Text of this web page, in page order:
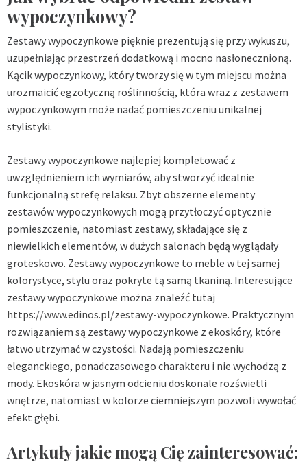
wypoczynkowy?
Zestawy wypoczynkowe pięknie prezentują się przy wykuszu,
uzupełniając przestrzeń dodatkową i mocno nasłonecznioną.
Kącik wypoczynkowy, który tworzy się w tym miejscu można
urozmaicić egzotyczną roślinnością, która wraz z zestawem
wypoczynkowym może nadać pomieszczeniu unikalnej
stylistyki.
Zestawy wypoczynkowe najlepiej kompletować z
uwzględnieniem ich wymiarów, aby stworzyć idealnie
funkcjonalną strefę relaksu. Zbyt obszerne elementy
zestawów wypoczynkowych mogą przytłoczyć optycznie
pomieszczenie, natomiast zestawy, składające się z
niewielkich elementów, w dużych salonach będą wyglądały
groteskowo. Zestawy wypoczynkowe to meble w tej samej
kolorystyce, stylu oraz pokryte tą samą tkaniną. Interesujące
zestawy wypoczynkowe można znaleźć tutaj
https://www.edinos.pl/zestawy-wypoczynkowe. Praktycznym
rozwiązaniem są zestawy wypoczynkowe z ekoskóry, które
łatwo utrzymać w czystości. Nadają pomieszczeniu
eleganckiego, ponadczasowego charakteru i nie wychodzą z
mody. Ekoskóra w jasnym odcieniu doskonale rozświetli
wnętrze, natomiast w kolorze ciemniejszym pozwoli wywołać
efekt głębi.
Artykuły jakie mogą Cię zainteresować: